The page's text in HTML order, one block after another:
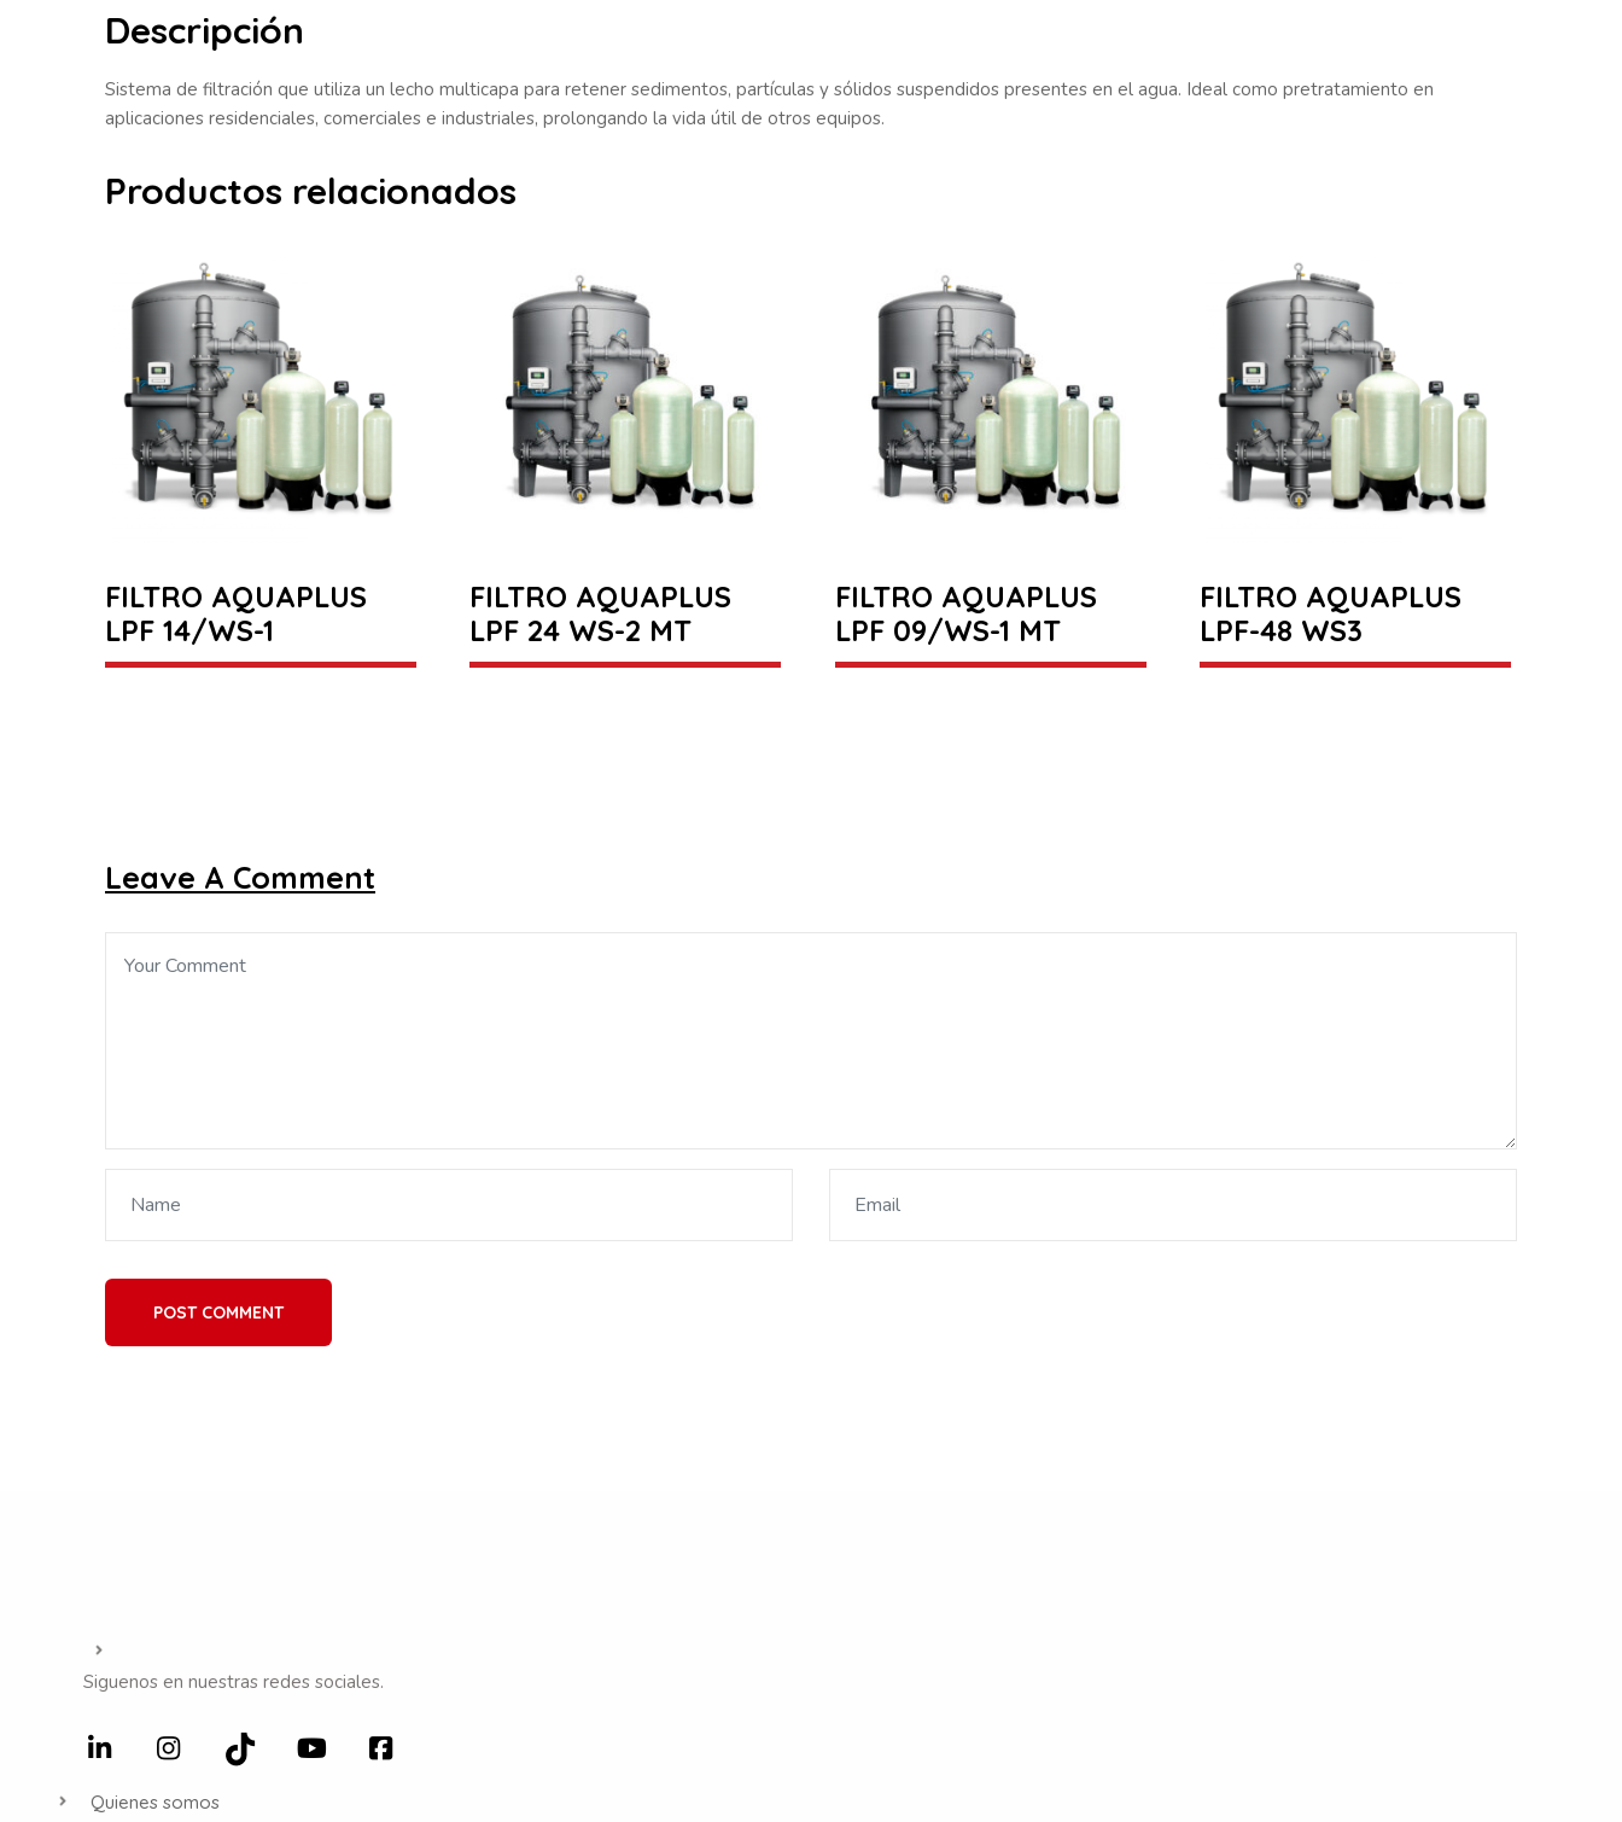
Descripción
Sistema de filtración que utiliza un lecho multicapa para retener sedimentos, partículas y sólidos suspendidos presentes en el agua. Ideal como pretratamiento en
aplicaciones residenciales, comerciales e industriales, prolongando la vida útil de otros equipos.
Productos relacionados
FILTRO AQUAPLUS
LPF 14/WS-1
FILTRO AQUAPLUS
LPF 24 WS-2 MT
FILTRO AQUAPLUS
LPF 09/WS-1 MT
FILTRO AQUAPLUS
LPF-48 WS3
Leave A Comment
POST COMMENT
Siguenos en nuestras redes sociales.
Quienes somos